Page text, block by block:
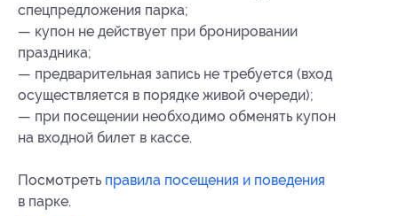
спецпредложения парка;
— купон не действует при бронировании
праздника;
— предварительная запись не требуется (вход
осуществляется в порядке живой очереди);
— при посещении необходимо обменять купон
на входной билет в кассе.
Посмотреть правила посещения и поведения
в парке.